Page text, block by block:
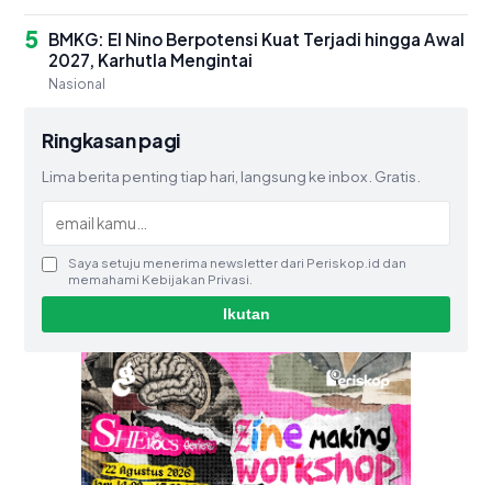
5 BMKG: El Nino Berpotensi Kuat Terjadi hingga Awal
2027, Karhutla Mengintai
Nasional
Ringkasan pagi
Lima berita penting tiap hari, langsung ke inbox. Gratis.
Saya setuju menerima newsletter dari Periskop.id dan
memahami Kebijakan Privasi.
Ikutan